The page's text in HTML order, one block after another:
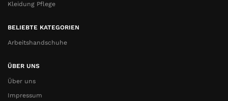
Kleidung Pflege
BELIEBTE KATEGORIEN
Arbeitshandschuhe
ÜBER UNS
Über uns
Impressum